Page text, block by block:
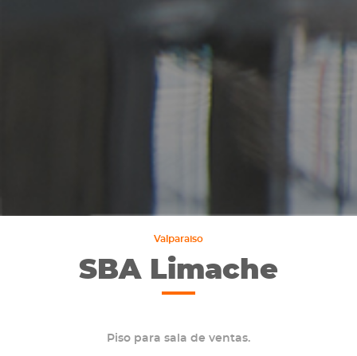
Valparaiso
SBA Limache
Piso para sala de ventas.